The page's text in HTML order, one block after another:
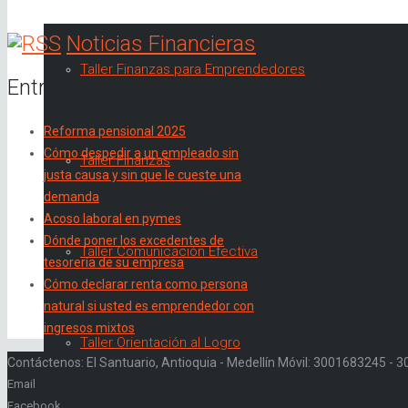
Taller Finanzas para Emprendedores
Taller Finanzas
Taller Comunicación Efectiva
Taller Orientación al Logro
Noticias Financieras
Entradas recientes
Reforma pensional 2025
Cómo despedir a un empleado sin
justa causa y sin que le cueste una
demanda
Acoso laboral en pymes
Dónde poner los excedentes de
tesorería de su empresa
Cómo declarar renta como persona
natural si usted es emprendedor con
ingresos mixtos
Contáctenos: El Santuario, Antioquia - Medellín Móvil: 3001683245 -
Email